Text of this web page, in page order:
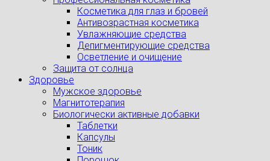
Косметика для глаз и бровей
Антивозрастная косметика
Увлажняющие средства
Депигментирующие средства
Осветление и очищение
Защита от солнца
Здоровье
Мужское здоровье
Магнитотерапия
Биологически активные добавки
Таблетки
Капсулы
Тоник